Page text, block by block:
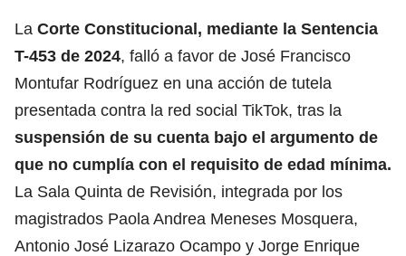
La Corte Constitucional, mediante la Sentencia
T-453 de 2024, falló a favor de José Francisco
Montufar Rodríguez en una acción de tutela
presentada contra la red social TikTok, tras la
suspensión de su cuenta bajo el argumento de
que no cumplía con el requisito de edad mínima.
La Sala Quinta de Revisión, integrada por los
magistrados Paola Andrea Meneses Mosquera,
Antonio José Lizarazo Ocampo y Jorge Enrique